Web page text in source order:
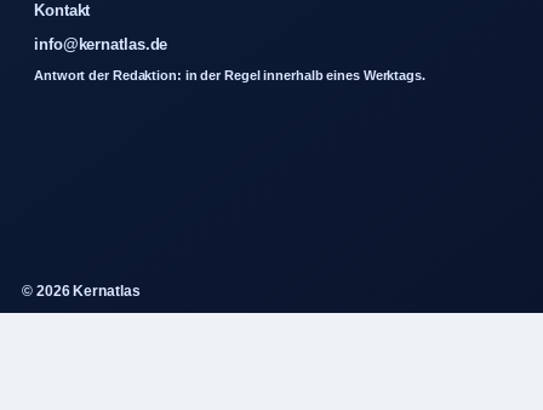
Kontakt
info@kernatlas.de
Antwort der Redaktion: in der Regel innerhalb eines Werktags.
© 2026 Kernatlas